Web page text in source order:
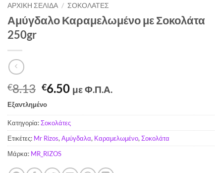
ΑΡΧΙΚΉ ΣΕΛΊΔΑ / ΣΟΚΟΛΆΤΕΣ
Αμύγδαλο Καραμελωμένο με Σοκολάτα
250gr
€8.13 Original
price
was:
€8.13.
€6.50Η
τρέχουσα
τιμή
είναι:
€6.50.
με Φ.Π.Α.
Εξαντλημένο
Κατηγορία:Σοκολάτες
Ετικέτες: Mr Rizos, Αμύγδαλα, Καραμελωμένο, Σοκολάτα
Μάρκα: MR_RIZOS